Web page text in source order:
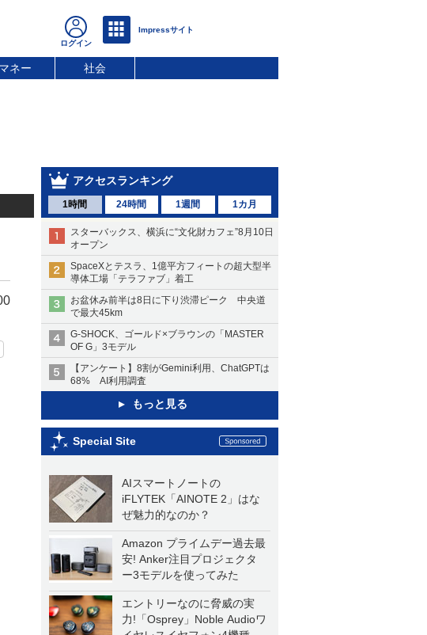
マネー 社会
アクセスランキング
1時間 24時間 1週間 1カ月
スターバックス、横浜に“文化財カフェ”8月10日
オープン
SpaceXとテスラ、1億平方フィートの超大型半
導体工場「テラファブ」着工
お盆休み前半は8日に下り渋滞ピーク 中央道
で最大45km
G-SHOCK、ゴールド×ブラウンの「MASTER
OF G」3モデル
【アンケート】8割がGemini利用、ChatGPTは
68% AI利用調査
もっと見る
Special Site
AIスマートノートの
iFLYTEK「AINOTE 2」はな
ぜ魅力的なのか？
Amazon プライムデー過去最
安! Anker注目プロジェクタ
ー3モデルを使ってみた
エントリーなのに脅威の実
力!「Osprey」Noble Audioワ